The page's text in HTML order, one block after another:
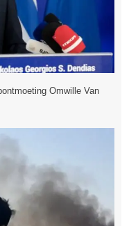
Omwille Van